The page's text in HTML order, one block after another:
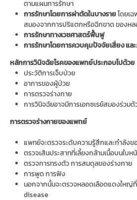
ตามแผนการรักษา
การรักษาโดยการผ่าตัดในบางรายโดยเ
สมองจากการปริแตกหรือฉีกขาด ของห
การรักษาทางเวชศาสตร์ฟื้นฟู
การรักษาโดยการควบคุมปัจจัยเสี่ยง แล
หลักการวินิจฉัยโรคของแพทย์ประกอบไปด้วย
ประวัติการเจ็บป่วย
อาการของผู้ป่วย
การตรวจร่างกาย
การวินิจฉัยอาจมีการเอกซเรย์สมองร่วมด้
การตรวจร่างกายของแพทย์
แพทย์จะตรวจระดับความรู้สึกและกำลังข
ตรวจเส้นประสาทที่เลี้ยงกล้ามเนื้อบนใบห
ตรวจการทรงตัว การสมดุลของร่างกาย
การพูด การฟัง
นอกจากนั้นจะตรวจหลอดเลือดแดงให
disease